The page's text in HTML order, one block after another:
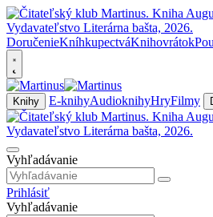
DoručenieKníhkupectváKnihovrátok
Knihy E-knihyAudioknihyHryFilmy
Vyhľadávanie
Prihlásiť
Vyhľadávanie